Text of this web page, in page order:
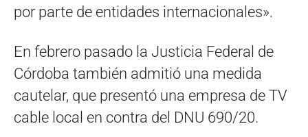
por parte de entidades internacionales».
En febrero pasado la Justicia Federal de
Córdoba también admitió una medida
cautelar, que presentó una empresa de TV
cable local en contra del DNU 690/20.